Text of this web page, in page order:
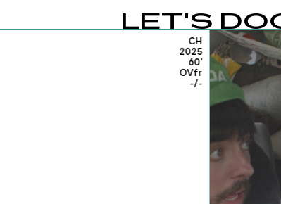
LET'S
CH
2025
60'
OVfr
-/-